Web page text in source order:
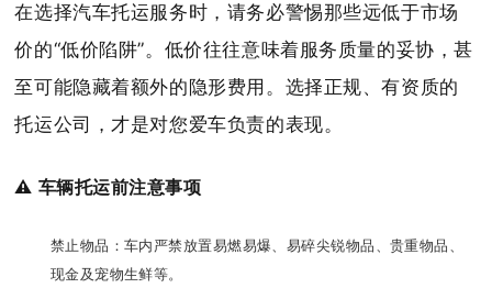
在选择汽车托运服务时，请务必警惕那些远低于市场
价的“低价陷阱”。低价往往意味着服务质量的妥协，甚
至可能隐藏着额外的隐形费用。选择正规、有资质的
托运公司，才是对您爱车负责的表现。
⚠️ 车辆托运前注意事项
禁止物品：车内严禁放置易燃易爆、易碎尖锐物品、贵重物品、
现金及宠物生鲜等。